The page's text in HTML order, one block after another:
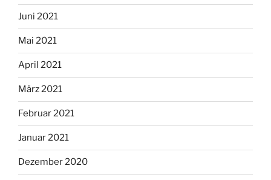
Juni 2021
Mai 2021
April 2021
März 2021
Februar 2021
Januar 2021
Dezember 2020